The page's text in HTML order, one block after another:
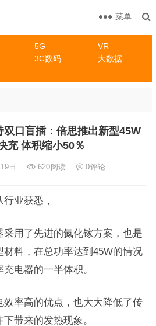
5G
VR
3C数码
大数据
菜单
双口盲插：倍思推出新型45W
充 体积缩小50％
日 620阅读 0评论
行业获悉，
用了先进的氮化镓方案，也是
材料，在总功率达到45W的情况
电器的一半体积。
效率高的优点，也大大降低了传
带来的发热现象。